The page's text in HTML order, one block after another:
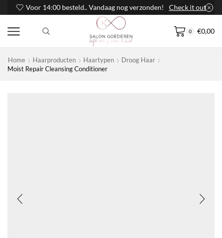
Voor 14:00 besteld.. Vandaag nog verzonden! Check it out
0 €0,00
Home Haarproducten Haartypen
Droog Haar
Moist Repair Cleansing Conditioner